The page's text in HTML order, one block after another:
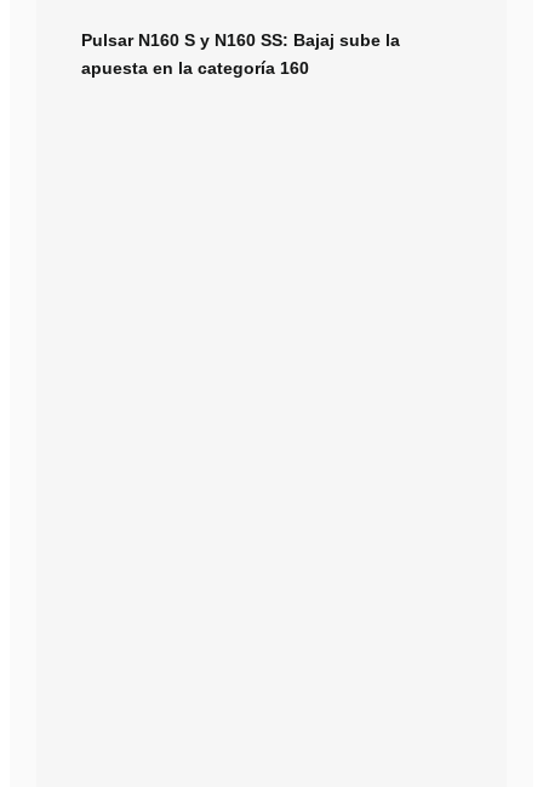
Pulsar N160 S y N160 SS: Bajaj sube la
apuesta en la categoría 160